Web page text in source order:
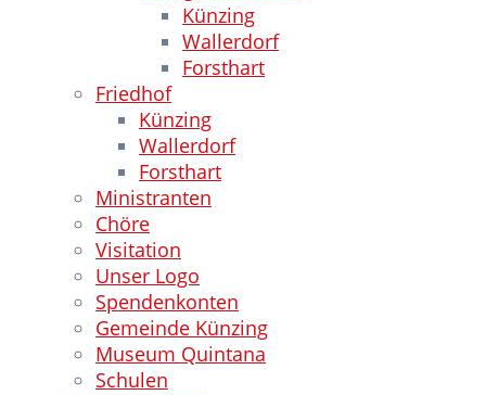
Künzing
Wallerdorf
Forsthart
Friedhof
Künzing
Wallerdorf
Forsthart
Ministranten
Chöre
Visitation
Unser Logo
Spendenkonten
Gemeinde Künzing
Museum Quintana
Schulen